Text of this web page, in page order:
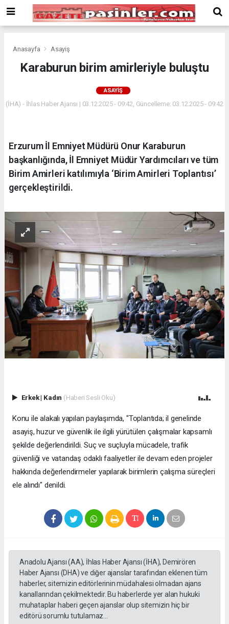
Bonusu
Veren
deneme
bonus
Bonus
Veren
Anasayfa Asayiş
Karaburun birim amirleriyle buluştu
ASAYIŞ
(İHA) - İhlas Haber Ajansı | 03.12.2025 - 09:42, Güncelleme: 03.12.2025 - 09:42
Erzurum İl Emniyet Müdürü Onur Karaburun
başkanlığında, İl Emniyet Müdür Yardımcıları ve tüm
Birim Amirleri katılımıyla ‘Birim Amirleri Toplantısı’
gerçekleştirildi.
Erkek| Kadın (Haberi Sesli Oku)
Konu ile alakalı yapılan paylaşımda, "Toplantıda; il genelinde
asayiş, huzur ve güvenlik ile ilgili yürütülen çalışmalar kapsamlı
şekilde değerlendirildi. Suç ve suçluyla mücadele, trafik
güvenliği ve vatandaş odaklı faaliyetler ile devam eden projeler
hakkında değerlendirmeler yapılarak birimlerin çalışma süreçleri
ele alındı" denildi.
Anadolu Ajansı (AA), İhlas Haber Ajansı (İHA), Demirören
Haber Ajansı (DHA) ve diğer ajanslar tarafından eklenen tüm
haberler, sitemizin editörlerinin müdahalesi olmadan ajans
kanallarından çekilmektedir. Bu haberlerde yer alan hukuki
muhataplar haberi geçen ajanslar olup sitemizin hiç bir
editörü sorumlu tutulamaz...